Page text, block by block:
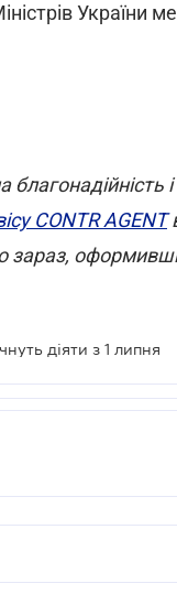
України
CONTR AGENT
зараз,
діяти з 1 липня